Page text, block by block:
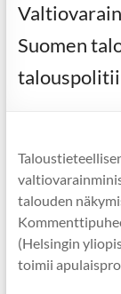
Suomen
talouden
(Helsingin
toimii